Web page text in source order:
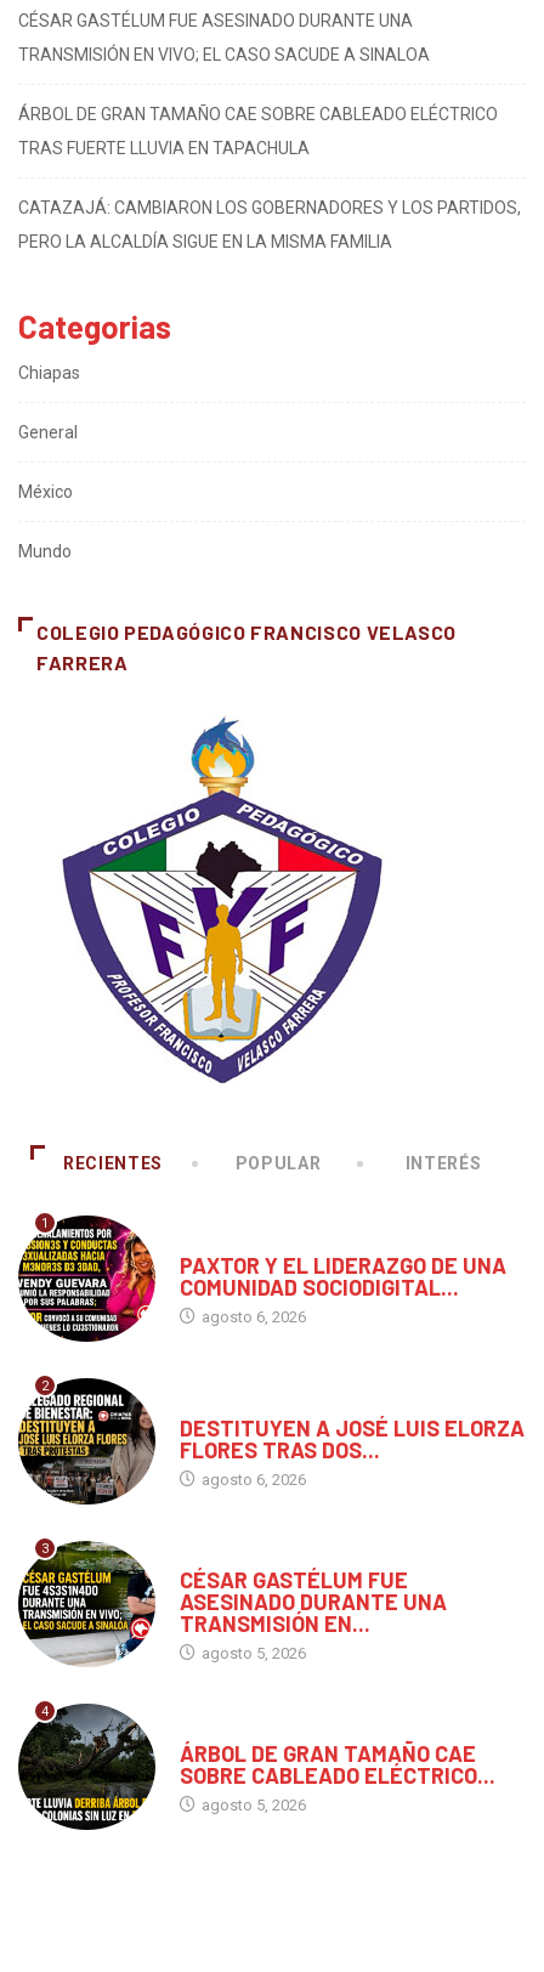
CÉSAR GASTÉLUM FUE ASESINADO DURANTE UNA
TRANSMISIÓN EN VIVO; EL CASO SACUDE A SINALOA
ÁRBOL DE GRAN TAMAÑO CAE SOBRE CABLEADO ELÉCTRICO
TRAS FUERTE LLUVIA EN TAPACHULA
CATAZAJÁ: CAMBIARON LOS GOBERNADORES Y LOS PARTIDOS,
PERO LA ALCALDÍA SIGUE EN LA MISMA FAMILIA
Categorias
Chiapas
General
México
Mundo
COLEGIO PEDAGÓGICO FRANCISCO VELASCO
FARRERA
RECIENTES POPULAR INTERÉS
1
PAXTOR Y EL LIDERAZGO DE UNA
COMUNIDAD SOCIODIGITAL...
agosto 6, 2026
2
DESTITUYEN A JOSÉ LUIS ELORZA
FLORES TRAS DOS...
agosto 6, 2026
3
CÉSAR GASTÉLUM FUE
ASESINADO DURANTE UNA
TRANSMISIÓN EN...
agosto 5, 2026
4
ÁRBOL DE GRAN TAMAÑO CAE
SOBRE CABLEADO ELÉCTRICO...
agosto 5, 2026